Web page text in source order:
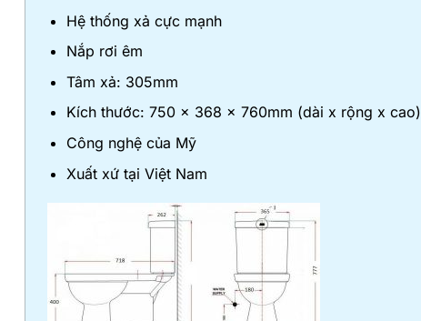
Hệ thống xả cực mạnh
Nắp rơi êm
Tâm xả: 305mm
Kích thước: 750 x 368 x 760mm (dài x rộng x cao)
Công nghệ của Mỹ
Xuất xứ tại Việt Nam